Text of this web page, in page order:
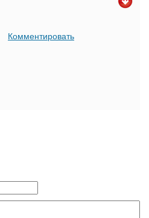
Комментировать